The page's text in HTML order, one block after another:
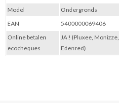
Model
Ondergronds
EAN
5400000069406
Online betalen
ecocheques
JA ! (Pluxee, Monizze,
Edenred)